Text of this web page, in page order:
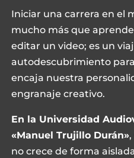
Iniciar una carrera en el
mucho más que
editar un video; es un
autodescubrimiento
encaja nuestra
engranaje creativo.
En la Universidad
«Manuel Trujillo Durán»
no crece de forma